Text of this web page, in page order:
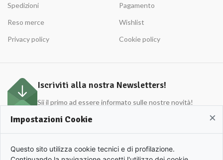
Spedizioni
Reso merce
Privacy policy
Pagamento
Wishlist
Cookie policy
Iscriviti alla nostra Newsletters!
Sii il primo ad essere informato sulle nostre novità!
reserved.
×
Impostazioni Cookie
Questo sito utilizza cookie tecnici e di profilazione.